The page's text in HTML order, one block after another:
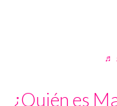
♬
¿Quién es